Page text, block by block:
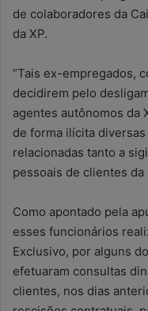
de colaboradores da
da XP.
“Tais ex-empregados,
decidirem pelo
agentes autônomos da
de forma ilícita
relacionadas tanto a
pessoais de clientes da
Como apontado pela
esses funcionários
Exclusivo, por alguns
efetuaram consultas
clientes, nos dias